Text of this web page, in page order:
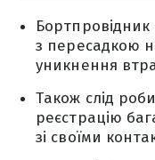
з пересадкою
уникнення
Також слід
реєстрацію
зі своїми